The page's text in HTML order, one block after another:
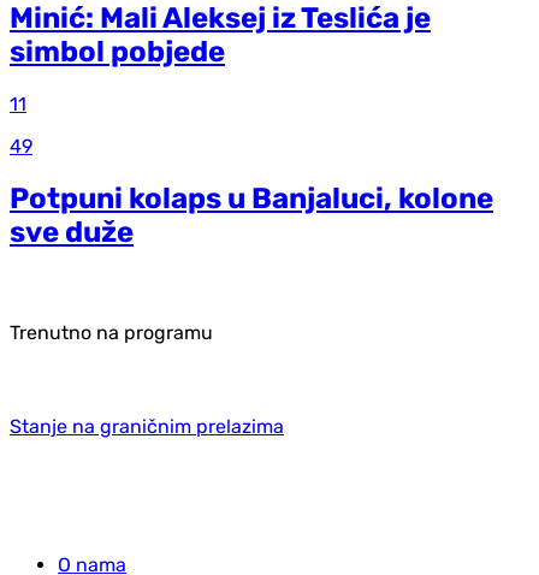
Minić: Mali Aleksej iz Teslića je
simbol pobjede
11
49
Potpuni kolaps u Banjaluci, kolone
sve duže
Trenutno na programu
Stanje na graničnim prelazima
O nama